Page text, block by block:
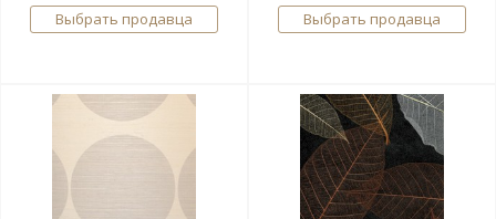
Выбрать продавца
Выбрать продавца